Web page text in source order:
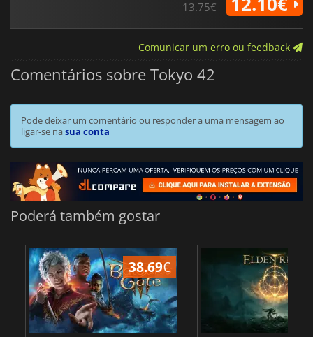
13.75€
Comunicar um erro ou feedback
Comentários sobre Tokyo 42
Pode deixar um comentário ou responder a uma mensagem ao
ligar-se nasua conta
Poderá também gostar
38.69€